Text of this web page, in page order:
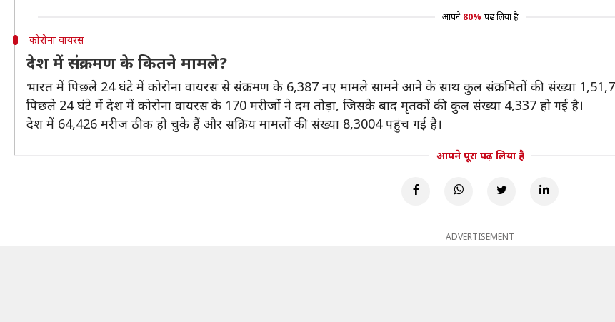
आपने 80% पढ़ लिया है
कोरोना वायरस
देश में संक्रमण के कितने मामले?
भारत में पिछले 24 घंटे में कोरोना वायरस से संक्रमण के 6,387 नए मामले सामने आने के साथ कुल संक्रमितों की संख्या
पिछले 24 घंटे में देश में कोरोना वायरस के 170 मरीजों ने दम तोड़ा, जिसके बाद मृतकों की कुल संख्या 4,337 हो गई है।
देश में 64,426 मरीज ठीक हो चुके हैं और सक्रिय मामलों की संख्या 8,3004 पहुंच गई है।
आपने पूरा पढ़ लिया है
ADVERTISEMENT